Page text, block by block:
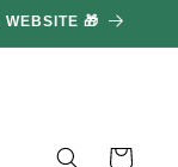
100€ 🔥
Mand